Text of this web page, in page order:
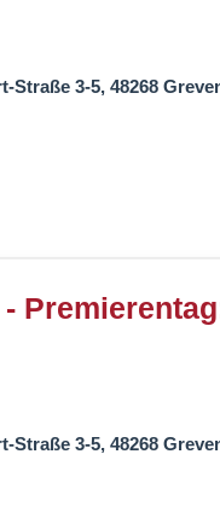
Straße 3-5, 48268
Straße 3-5, 48268